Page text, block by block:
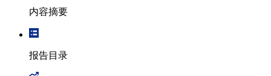
内容摘要
报告目录